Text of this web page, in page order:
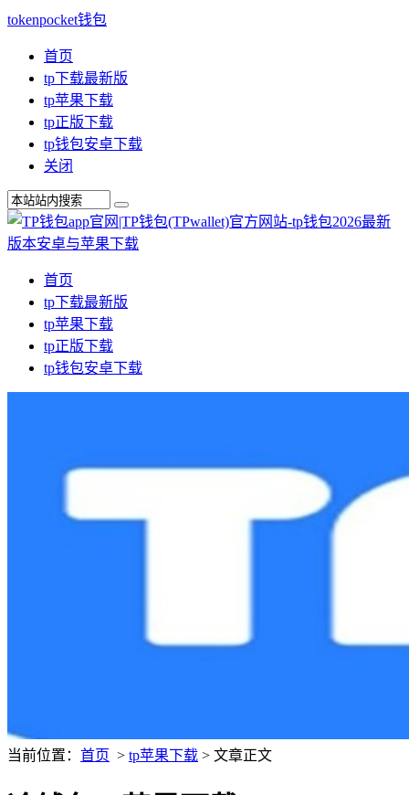
tokenpocket钱包
首页
tp下载最新版
tp苹果下载
tp正版下载
tp钱包安卓下载
关闭
首页
tp下载最新版
tp苹果下载
tp正版下载
tp钱包安卓下载
当前位置： 首页 > tp苹果下载 > 文章正文